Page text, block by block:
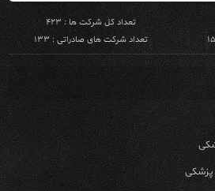
تعداد کل شرکت ها : ۴۲۳
تعداد شرکت های صادراتی : ۱۳۳
پزشکی